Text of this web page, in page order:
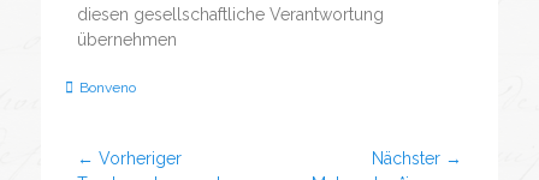
diesen gesellschaftliche Verantwortung
übernehmen
Bonveno
← Vorheriger
Nächster →